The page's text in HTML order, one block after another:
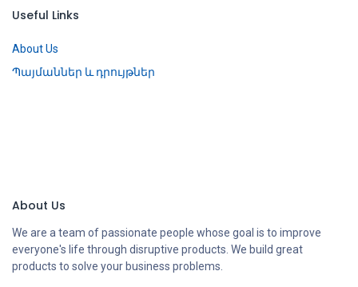
Useful Links
About Us
Պայմաններ և դրույթներ
About Us
We are a team of passionate people whose goal is to improve
everyone's life through disruptive products. We build great
products to solve your business problems.